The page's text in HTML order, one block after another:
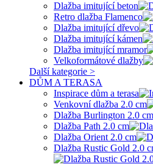
Dlažba imitující beton
Retro dlažba Flamenco
Dlažba imitující dřevo
Dlažba imitující kámen
Dlažba imitující mramor
Velkoformátové dlažby
Další kategorie >
DŮM A TERASA
Inspirace dům a terasa
Venkovní dlažba 2.0 cm
Dlažba Burlington 2.0 cm
Dlažba Path 2.0 cm
Dlažba Orient 2.0 cm
Dlažba Rustic Gold 2.0